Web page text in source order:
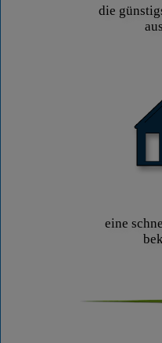
die
eine